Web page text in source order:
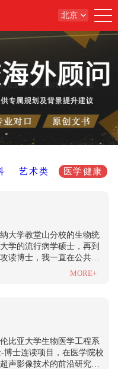
北京
艺术类 医学健康
学教堂山分校的生物统
学的流行病学硕士，再到
读博士，我一直在公共卫
路上深耕。这一路走来，
MORE+
亚大学生物医学工程系
-博士连读项目，在医学院校
声影像技术的前沿研究。